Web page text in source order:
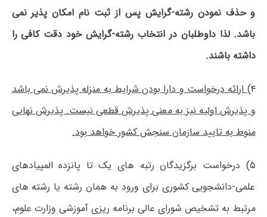
و حذف نمودن رشته-گرایش پس از ثبت نام امکان پذیر نمی
باشد. لذا داوطلبان در انتخاب رشته-گرایش خود دقت کافی را
داشته باشند.
۴) ارائه درخواست و دارا بودن شرایط به منزله پذیرش نمی باشد
و پذیرش اولیه نیز به معنی پذیرش قطعی نیست. پذیرش نهایی
منوط به تایید سازمان سنجش کشور خواهد بود.
۵) درخواست برگزیدگان رتبه های یک تا پانزده المپیادهای
علمی-دانشجویی کشوری برای ورود به همان رشته یا رشته های
مرتبط به تشخیص شورای عالی برنامه ریزی آموزشی وزارت علوم،